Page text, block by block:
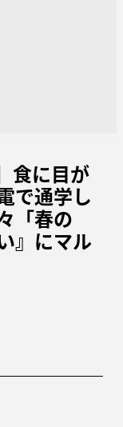
食に目が
で通学し
「春の
』にマル